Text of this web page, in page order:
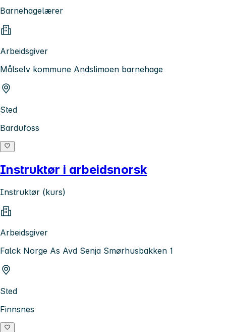
Barnehagelærer
Arbeidsgiver
Målselv kommune Andslimoen barnehage
Sted
Bardufoss
Instruktør i arbeidsnorsk
Instruktør (kurs)
Arbeidsgiver
Falck Norge As Avd Senja Smørhusbakken 1
Sted
Finnsnes